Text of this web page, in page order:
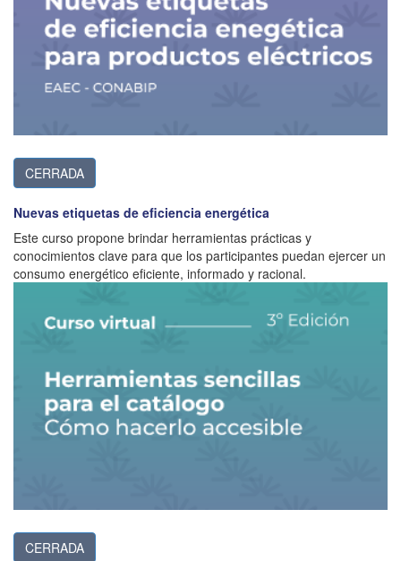
CERRADA
Nuevas etiquetas de eficiencia energética
Este curso propone brindar herramientas prácticas y
conocimientos clave para que los participantes puedan ejercer un
consumo energético eficiente, informado y racional.
CERRADA